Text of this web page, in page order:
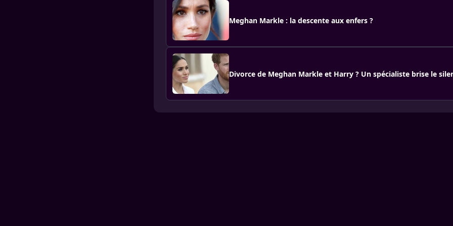
Meghan Markle : la descente aux enfers ?
Divorce de Meghan Markle et Harry ? Un spécialiste brise le